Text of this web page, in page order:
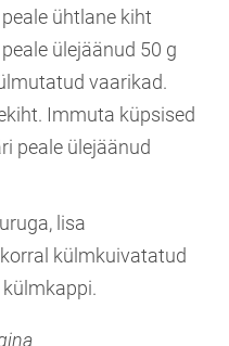
ühtlane kiht
ülejäänud 50 g
vaarikad.
Immuta küpsised
peale ülejäänud
lisa
külmkuivatatud